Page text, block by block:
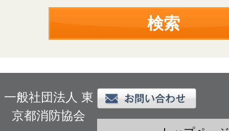
一般社団法人 東
京都消防協会